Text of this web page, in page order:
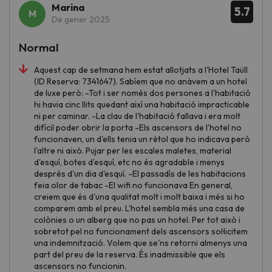
5.7
Marina
De gener 2025
Aquest cap de setmana hem estat allotjats a l'Hotel Taüll
(ID Reserva: 7341647). Sabíem que no anàvem a un hotel
de luxe però: -Tot i ser només dos persones a l'habitació
hi havia cinc llits quedant així una habitació impracticable
ni per caminar. -La clau de l'habitació fallava i era molt
difícil poder obrir la porta -Els ascensors de l'hotel no
funcionaven, un d'ells tenia un rètol que ho indicava però
l'altre ni això. Pujar per les escales maletes, material
d'esquí, botes d'esquí, etc no és agradable i menys
després d'un dia d'esquí. -El passadís de les habitacions
feia olor de tabac -El wifi no funcionava En general,
creiem que és d'una qualitat molt i molt baixa i més si ho
comparem amb el preu. L'hotel sembla més una casa de
colònies o un alberg que no pas un hotel. Per tot això i
sobretot pel no funcionament dels ascensors sol·licitem
una indemnització. Volem que se'ns retorni almenys una
part del preu de la reserva. És inadmissible que els
ascensors no funcionin.
Normal